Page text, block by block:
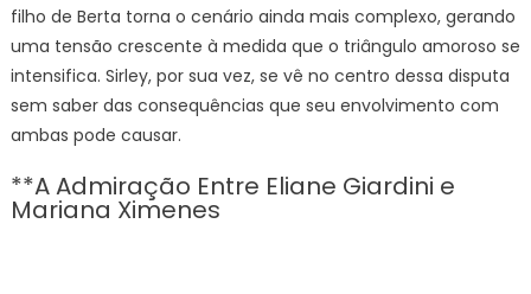
filho de Berta torna o cenário ainda mais complexo, gerando
uma tensão crescente à medida que o triângulo amoroso se
intensifica. Sirley, por sua vez, se vê no centro dessa disputa
sem saber das consequências que seu envolvimento com
ambas pode causar.
**A Admiração Entre Eliane Giardini e
Mariana Ximenes